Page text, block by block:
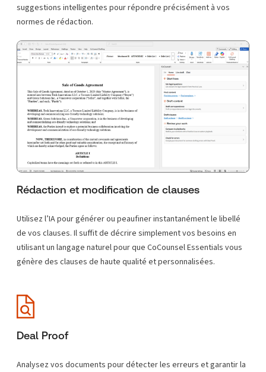
suggestions intelligentes pour répondre précisément à vos
normes de rédaction.
Rédaction et modification de clauses
Utilisez l’IA pour générer ou peaufiner instantanément le libellé
de vos clauses. Il suffit de décrire simplement vos besoins en
utilisant un langage naturel pour que CoCounsel Essentials vous
génère des clauses de haute qualité et personnalisées.
Deal Proof
Analysez vos documents pour détecter les erreurs et garantir la